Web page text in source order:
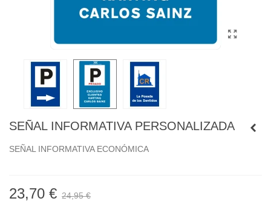
SEÑAL INFORMATIVA PERSONALIZADA
SEÑAL INFORMATIVA ECONÓMICA
23,70 € 24,95 €